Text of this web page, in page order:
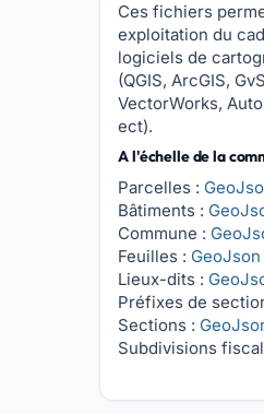
Ces fichiers
exploitation du
logiciels de
(QGIS, ArcGIS,
VectorWorks,
ect).
A l'échelle de la
Parcelles :
Bâtiments :
Commune :
Feuilles : GeoJson
Lieux-dits :
Préfixes de
Sections :
Subdivisions